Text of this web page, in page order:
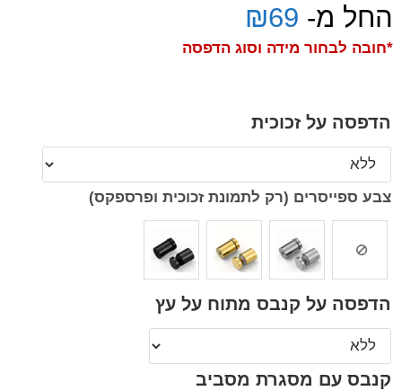
החל מ- ₪69
*חובה לבחור מידה וסוג הדפסה
הדפסה על זכוכית
צבע ספייסרים (רק לתמונת זכוכית ופרספקס)
הדפסה על קנבס מתוח על עץ
קנבס עם מסגרת מסביב